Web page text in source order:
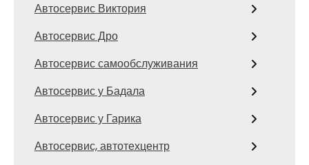
Автосервис Виктория
Автосервис Дро
Автосервис самообслуживания
Автосервис у Бадала
Автосервис у Гарика
Автосервис, автотехцентр